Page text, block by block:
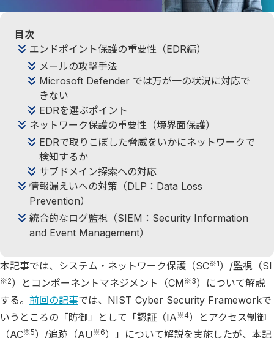
目次
エンドポイント保護の重要性（EDR編）
メールの攻撃手法
Microsoft Defender では万が一の状況に対応で
きない
EDRを選ぶポイント
ネットワーク保護の重要性（境界面保護）
EDRで取りこぼした脅威をいかにネットワークで
検知するか
サブドメイン探索への対応
情報漏えいへの対策（DLP：Data Loss
Prevention）
統合的なログ監視（SIEM：Security Information
and Event Management）
本記事では、システム・ネットワーク保護（SC※1）/監視（SI
※2）とコンポーネントマネジメント（CM ※3）について解説
する。 前回の記事では、NIST Cyber Security Frameworkで
いうところの「防御」として「認証（IA※4）とアクセス制御
（AC※5）/追跡（AU ※6）」について解説を実施したが、本記